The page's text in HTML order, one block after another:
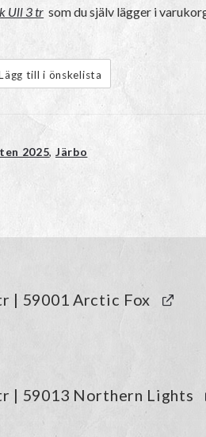
Ull 3 tr som du själv lägger i
till i önskelista
2025, Järbo
| 59001 Arctic Fox
| 59013 Northern Lights